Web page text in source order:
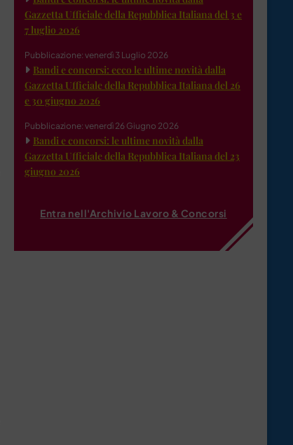
Gazzetta Ufficiale della Repubblica Italiana del 3 e
7 luglio 2026
Pubblicazione: venerdì 3 Luglio 2026
Bandi e concorsi: ecco le ultime novità dalla
Gazzetta Ufficiale della Repubblica Italiana del 26
e 30 giugno 2026
Pubblicazione: venerdì 26 Giugno 2026
Bandi e concorsi: le ultime novità dalla
Gazzetta Ufficiale della Repubblica Italiana del 23
giugno 2026
Entra nell'Archivio Lavoro & Concorsi